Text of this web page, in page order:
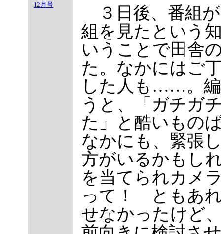
12月号
３日後、番組
組を見たという
いうことで田舎
た。なかにはご
した人も……。編
うと、「ガチガ
た」と酷いもの
なかにも、緊張
方がいるかもし
を当てられカメ
って！ ともあ
せなかったけど